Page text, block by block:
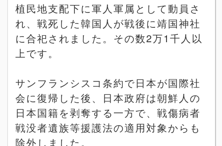
植民地支配下に軍人軍属として動員さ
れ、戦死した韓国人が戦後に靖国神社
に合祀されました。その数2万1 千人以
上です。
サンフランシスコ条約で日本が国際社
会に復帰した後、日本政府は朝鮮人の
日本国籍を剥奪する一方で、戦傷病者
戦没者遺族等援護法の適用対象からも
除外しました。